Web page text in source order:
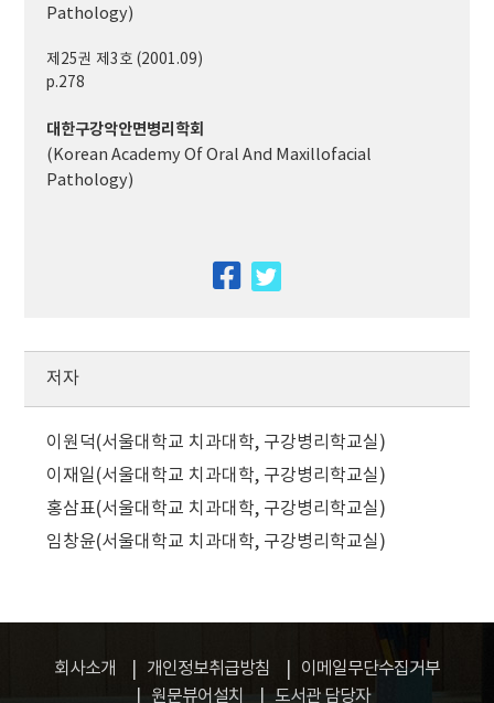
Pathology)
제25권 제3호 (2001.09)
p.278
대한구강악안면병리학회
(Korean Academy Of Oral And Maxillofacial
Pathology)
facebook
저자
이원덕(서울대학교 치과대학, 구강병리학교실)
이재일(서울대학교 치과대학, 구강병리학교실)
홍삼표(서울대학교 치과대학, 구강병리학교실)
임창윤(서울대학교 치과대학, 구강병리학교실)
회사소개 개인정보취급방침
이메일무단수집거부
원문뷰어설치
도서관 담당자